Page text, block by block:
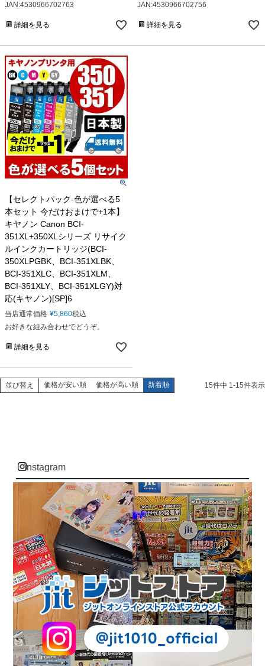
JAN:4530966702763
詳細を見る
JAN:4530966702756
詳細を見る
【セレクトパック-色が選べる5
本セット 今だけおまけで+1本】
キヤノン Canon BCI-
351XL+350XLシリーズ リサイク
ルインクカートリッジ(BCI-
350XLPGBK、BCI-351XLBK、
BCI-351XLC、BCI-351XLM、
BCI-351XLY、BCI-351XLGY)対
応(キヤノン)[SP]6
当店通常価格 ¥5,860税込
お好きな組み合わせでどうぞ。
詳細を見る
並び替え 価格が安い順 価格が高い順 新着順 15件中 1-15件表示
instagram